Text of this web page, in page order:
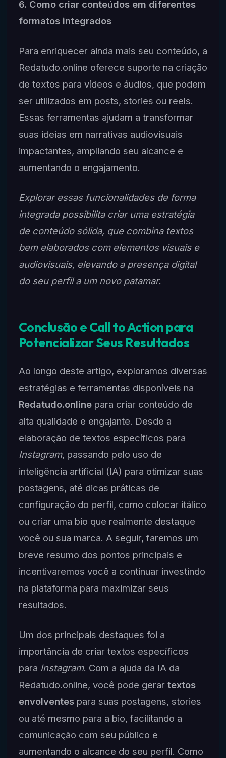
6. Como criar conteúdos em diferentes
formatos integrados
Para enriquecer ainda mais seu conteúdo, a
Redatudo.online oferece suporte na criação
de textos para vídeos e áudios, que podem
ser utilizados em posts, stories ou reels.
Essas ferramentas ajudam a transformar
suas ideias em narrativas audiovisuais
impactantes, ampliando seu alcance e
aumentando o engajamento.
Explorar essas funcionalidades de forma
integrada possibilita criar uma estratégia
de conteúdo sólida, que combina textos
bem elaborados com elementos visuais e
audiovisuais, elevando a presença digital
do seu perfil a um novo patamar.
Conclusão e Call to Action para
Potencializar Seus Resultados
Ao longo deste artigo, exploramos diversas
estratégias e ferramentas disponíveis na
Redatudo.onlinepara criar conteúdo de
alta qualidade e engajante. Desde a
elaboração de textos específicos para
Instagram, passando pelo uso de
inteligência artificial (IA) para otimizar suas
postagens, até dicas práticas de
configuração do perfil, como colocar itálico
ou criar uma bio que realmente destaque
você ou sua marca. A seguir, faremos um
breve resumo dos pontos principais e
incentivaremos você a continuar investindo
na plataforma para maximizar seus
resultados.
Um dos principais destaques foi a
importância de criar textos específicos
para Instagram. Com a ajuda da IA da
Redatudo.online, você pode gerar textos
envolventespara suas postagens, stories
ou até mesmo para a bio, facilitando a
comunicação com seu público e
aumentando o alcance do seu perfil. Como